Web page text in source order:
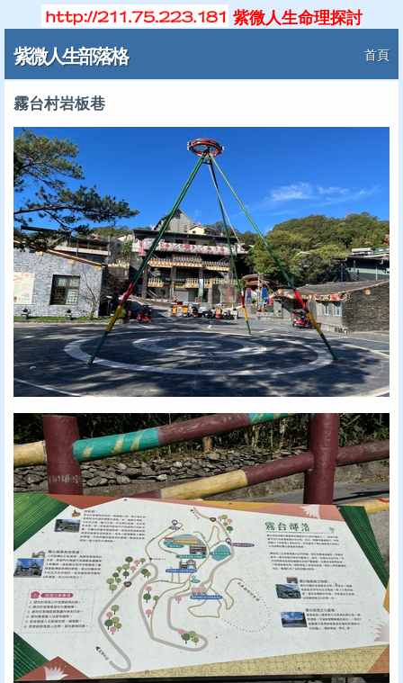
紫微人生命理探討
紫微人生部落格 首頁
霧台村岩板巷